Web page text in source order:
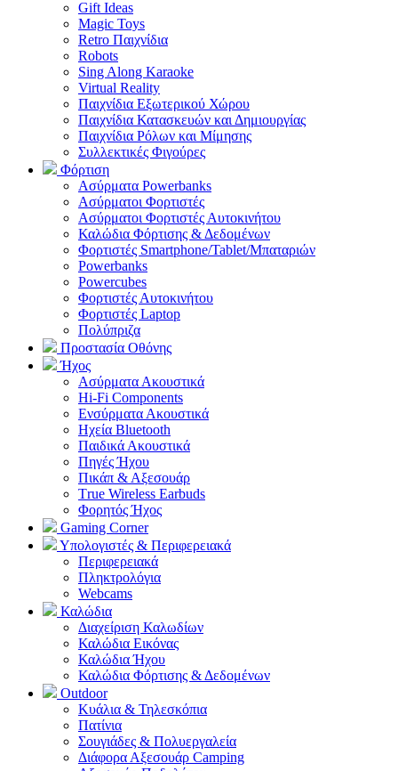
Gift Ideas
Magic Toys
Retro Παιχνίδια
Robots
Sing Along Karaoke
Virtual Reality
Παιχνίδια Εξωτερικού Χώρου
Παιχνίδια Κατασκευών και Δημιουργίας
Παιχνίδια Ρόλων και Μίμησης
Συλλεκτικές Φιγούρες
Φόρτιση
Ασύρματα Powerbanks
Aσύρματοι Φορτιστές
Ασύρματοι Φορτιστές Αυτοκινήτου
Καλώδια Φόρτισης & Δεδομένων
Φορτιστές Smartphone/Tablet/Μπαταριών
Powerbanks
Powercubes
Φορτιστές Αυτοκινήτου
Φορτιστές Laptop
Πολύπριζα
Προστασία Οθόνης
Ήχος
Ασύρματα Ακουστικά
Hi-Fi Components
Ενσύρματα Ακουστικά
Ηχεία Bluetooth
Παιδικά Ακουστικά
Πηγές Ήχου
Πικάπ & Αξεσουάρ
Τrue Wireless Earbuds
Φορητός Ήχος
Gaming Corner
Υπολογιστές & Περιφερειακά
Περιφερειακά
Πληκτρολόγια
Webcams
Καλώδια
Διαχείριση Καλωδίων
Καλώδια Εικόνας
Καλώδια Ήχου
Καλώδια Φόρτισης & Δεδομένων
Outdoor
Κυάλια & Τηλεσκόπια
Πατίνια
Σουγιάδες & Πολυεργαλεία
Διάφορα Αξεσουάρ Camping